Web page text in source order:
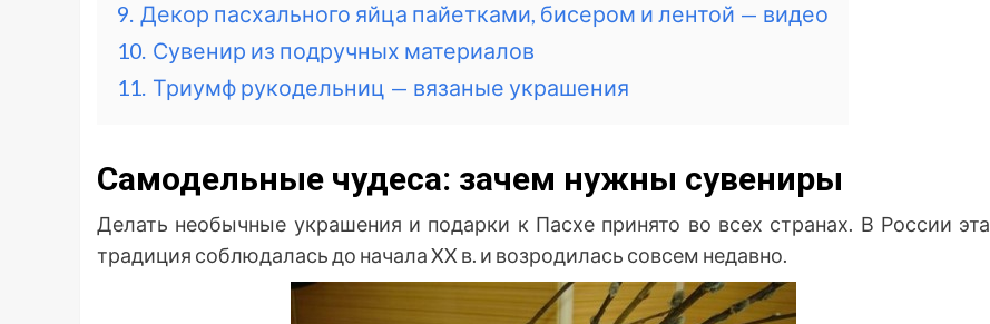
9. Декор пасхального яйца пайетками, бисером и лентой — видео
10. Сувенир из подручных материалов
11. Триумф рукодельниц — вязаные украшения
Самодельные чудеса: зачем нужны сувениры
Делать необычные украшения и подарки к Пасхе принято во всех странах. В России эта
традиция соблюдалась до начала XX в. и возродилась совсем недавно.